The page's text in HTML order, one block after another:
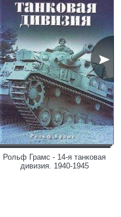
Рольф Грамс - 14-я танковая
дивизия. 1940-1945